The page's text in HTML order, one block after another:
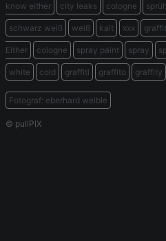
know either city leaks cologne
schwarz weiß weiß kalt xxx
Either cologne spray paint spray
white cold graffiti graffito graffity
Fotograf: eberhard weible
© pullPIX